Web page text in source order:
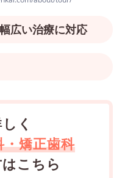
広い治療に対応
く
矯正歯科
こちら